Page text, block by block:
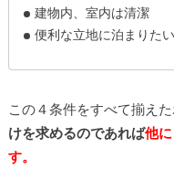
建物内、室内は清潔
便利な立地に泊まりたい
この４条件をすべて揃え
けを求めるのであれば他
す。